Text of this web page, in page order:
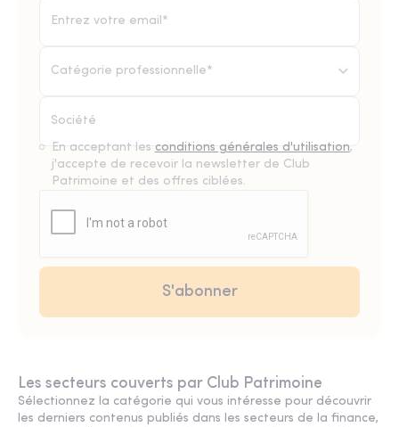
Catégorie professionnelle*
En acceptant les conditions générales d'utilisation,
j'accepte de recevoir la newsletter de Club
Patrimoine et des offres ciblées.
Les secteurs couverts par Club Patrimoine
Sélectionnez la catégorie qui vous intéresse pour découvrir
les derniers contenus publiés dans les secteurs de la finance,